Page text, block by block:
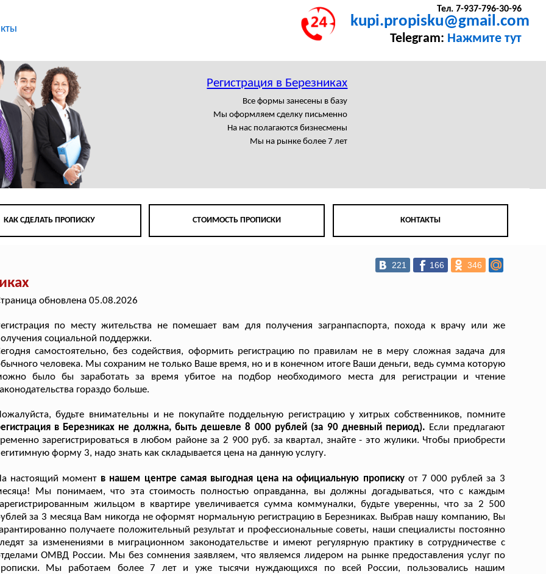
Тел. 7-937-796-30-96
kupi.propisku@gmail.com
Telegram: Нажмите тут
Регистрация в Березниках
Все формы занесены в базу
Мы оформляем сделку письменно
На нас полагаются бизнесмены
Мы на рынке более 7 лет
КАК СДЕЛАТЬ ПРОПИСКУ СТОИМОСТЬ ПРОПИСКИ КОНТАКТЫ
221 166 346
обновлена 05.08.2026
по месту жительства не помешает вам для получения загранпаспорта, похода к врачу или же
социальной поддержки.
самостоятельно, без содействия, оформить регистрацию по правилам не в меру сложная задача для
человека. Мы сохраним не только Ваше время, но и в конечном итоге Ваши деньги, ведь сумма которую
было бы заработать за время убитое на подбор необходимого места для регистрации и чтение
гораздо больше.
будьте внимательны и не покупайте поддельную регистрацию у хитрых собственников, помните
в Березниках не должна, быть дешевле 8 000 рублей (за 90 дневный период). Если предлагают
зарегистрироваться в любом районе за 2 900 руб. за квартал, знайте - это жулики. Чтобы приобрести
форму 3, надо знать как складывается цена на данную услугу.
настоящий моментв нашем центре самая выгодная цена на официальную прописку от 7 000 рублей за 3
Мы понимаем, что эта стоимость полностью оправданна, вы должны догадываться, что с каждым
жильцом в квартире увеличивается сумма коммуналки, будьте уверенны, что за 2 500
за 3 месяца Вам никогда не оформят нормальную регистрацию в Березниках. Выбрав нашу компанию, Вы
получаете положительный результат и профессиональные советы, наши специалисты постоянно
за изменениями в миграционном законодательстве и имеют регулярную практику в сотрудничестве с
ОМВД России. Мы без сомнения заявляем, что являемся лидером на рынке предоставления услуг по
Мы работаем более 7 лет и уже тысячи нуждающихся по всей России, пользовались нашим